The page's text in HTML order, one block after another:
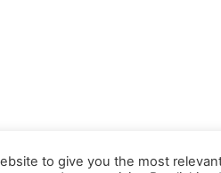
to give you the most